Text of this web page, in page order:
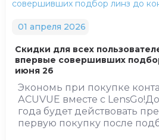
01 апреля 2026
Скидки для всех
впервые совершивших
июня 26
Экономь при покупке
АCUVUE вместе с
года будет действовать
первую покупку после